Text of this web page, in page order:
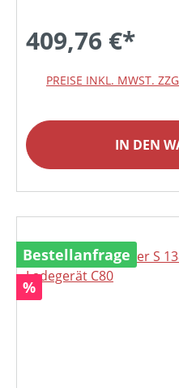
409,76 €*
PREISE INKL. MWST.
IN DEN
Bestellanfrage
Rabatt
%